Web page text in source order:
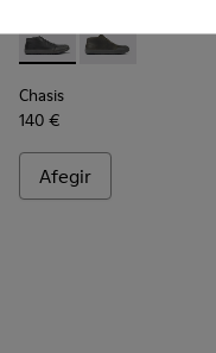
Chasis - K300432-001
Chasis -
Chasis
140 €
Afegir